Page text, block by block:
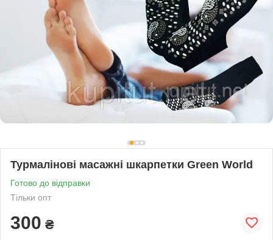
Турмалінові масажні шкарпетки Green World
Готово до відправки
Тільки опт
300 ₴